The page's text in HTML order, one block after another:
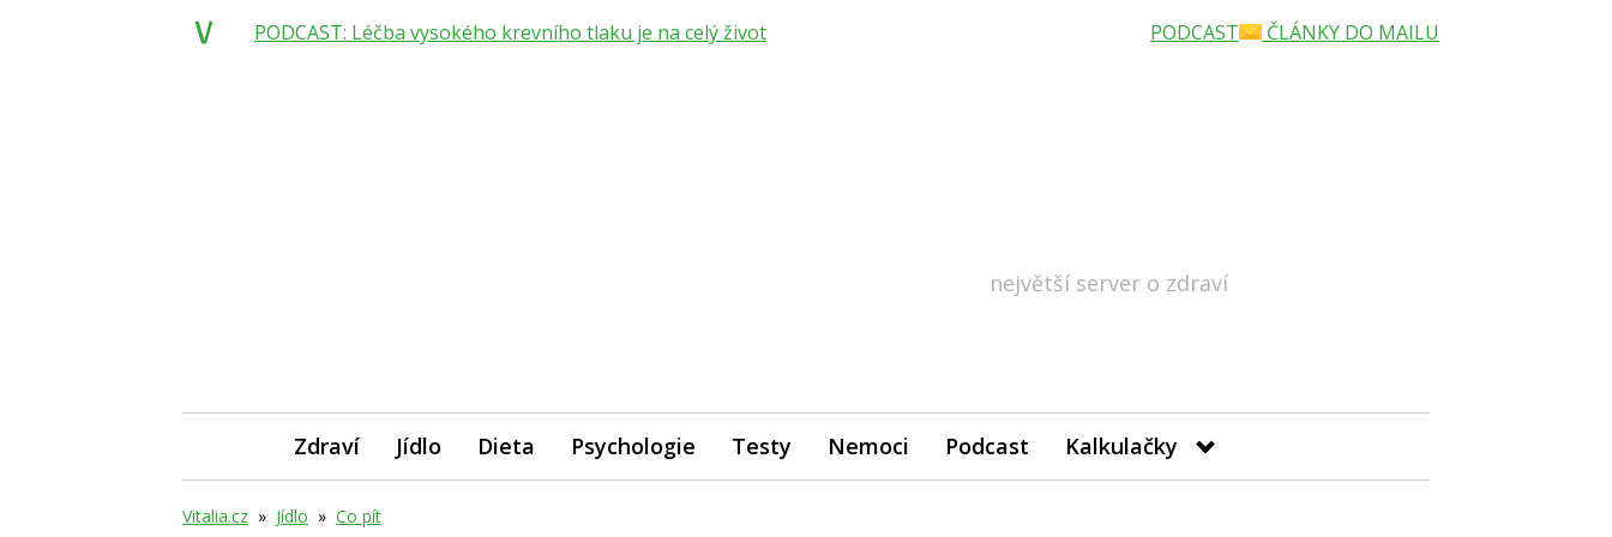
největší server o zdraví
Zdraví Jídlo Dieta Psychologie Testy Nemoci Podcast Kalkulačky
Vitalia.cz » Jídlo » Co pít
PODCAST: Léčba vysokého krevního tlaku je na celý život PODCAST ČLÁNKY DO MAILU